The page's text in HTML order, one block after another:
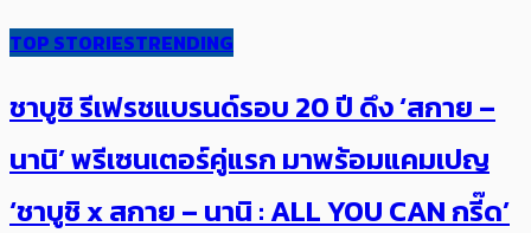
TOP STORIESTRENDING
ชาบูชิ รีเฟรชแบรนด์รอบ 20 ปี ดึง ‘สกาย –
นานิ’ พรีเซนเตอร์คู่แรก มาพร้อมแคมเปญ
‘ชาบูชิ x สกาย – นานิ : ALL YOU CAN กรี๊ด’